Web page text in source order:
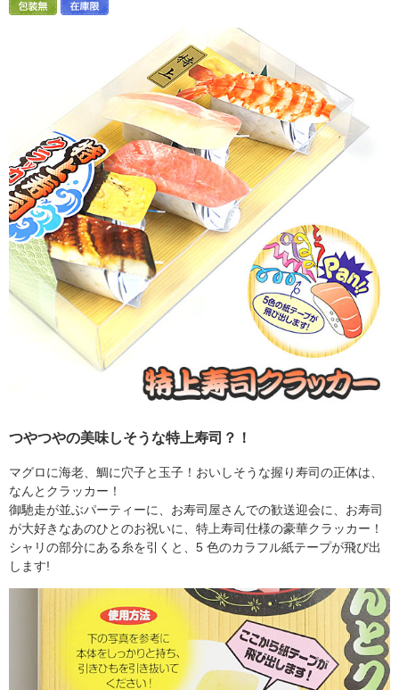
つやつやの美味しそうな特上寿司？！
マグロに海老、鯛に穴子と玉子！おいしそうな握り寿司の正体は、
なんとクラッカー！
御馳走が並ぶパーティーに、お寿司屋さんでの歓送迎会に、お寿司
が大好きなあのひとのお祝いに、特上寿司仕様の豪華クラッカー！
シャリの部分にある糸を引くと、5 色のカラフル紙テープが飛び出
します!